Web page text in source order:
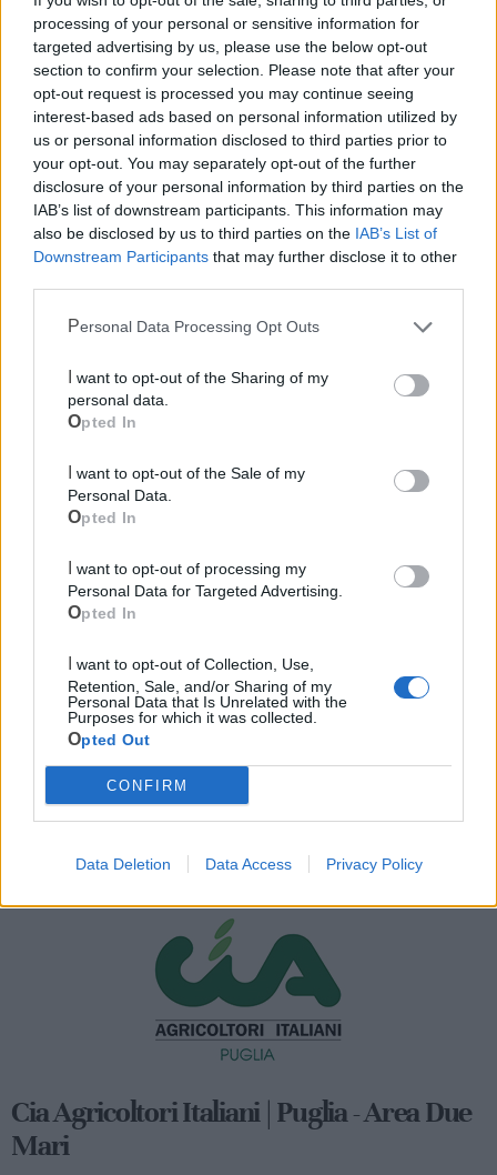
processing of your personal or sensitive information for
targeted advertising by us, please use the below opt-out
section to confirm your selection. Please note that after your
opt-out request is processed you may continue seeing
interest-based ads based on personal information utilized by
us or personal information disclosed to third parties prior to
your opt-out. You may separately opt-out of the further
disclosure of your personal information by third parties on the
IAB’s list of downstream participants. This information may
also be disclosed by us to third parties on the IAB’s List of
Downstream Participants that may further disclose it to other
Personal Data Processing Opt Outs
personal data.
Opted In
Personal Data.
Opted In
Personal Data for Targeted Advertising.
Opted In
Retention, Sale, and/or Sharing of my
Personal Data that Is Unrelated with the
Purposes for which it was collected.
Opted Out
CONFIRM
Data Deletion Data Access Privacy Policy
Ufficio Postale
Guardia Medica
Canile
Polizia Locale
Pubblica illuminazione
Mondo CIA
Cia Agricoltori Italiani | Puglia - Area Due
Mari